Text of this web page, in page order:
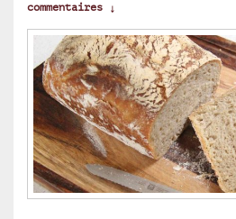
commentaires ↓